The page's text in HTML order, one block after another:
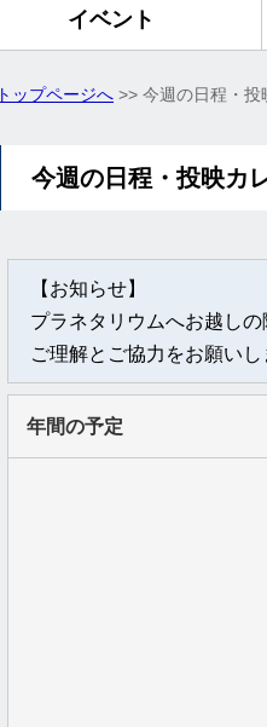
イベント
トップページへ >> 今週の日程・投
今週の日程・投映カ
【お知らせ】
プラネタリウムへお越しの
ご理解とご協力をお願いし
年間の予定